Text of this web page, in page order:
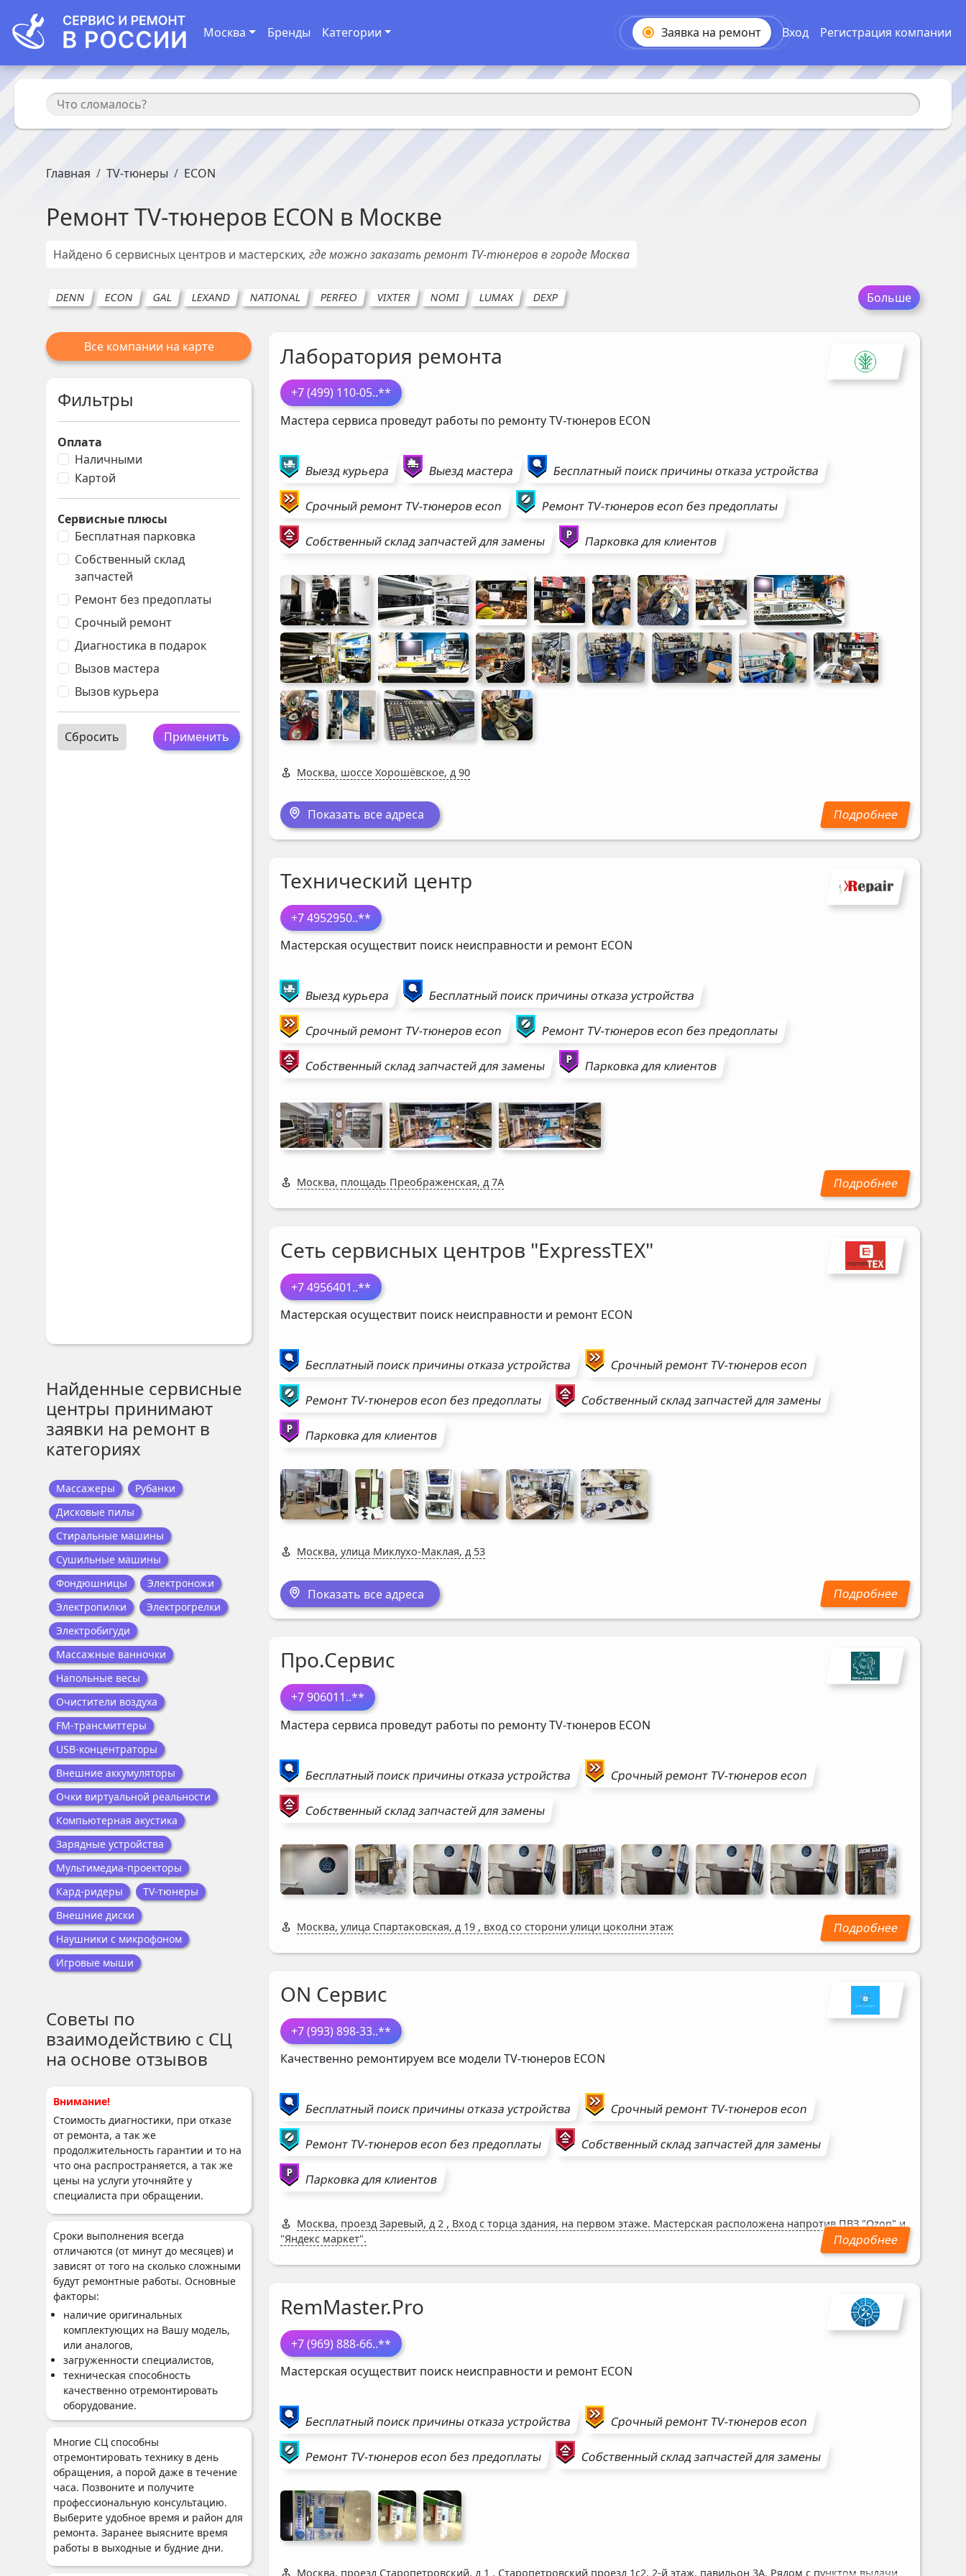
Москва Бренды Категории Заявка на ремонт Вход Регистрация компании
Главная TV-тюнеры ECON
РемонтTV-тюнеров ECON в Москве
Найдено 6 сервисных центров и мастерских, где можно заказать ремонт TV-тюнеров в городеМосква
DENN ECON GAL LEXAND NATIONAL PERFEO VIXTER NOMI LUMAX DEXP Больше
Все компании на карте
Фильтры
Оплата
Наличными
Картой
Сервисные плюсы
Бесплатная парковка
Собственный склад
запчастей
Ремонт без предоплаты
Срочный ремонт
Диагностика в подарок
Вызов мастера
Вызов курьера
Применить
Сбросить
Найденные сервисные
центры принимают
заявки на ремонт в
категориях
Массажеры
Рубанки
Дисковые пилы
Стиральные машины
Сушильные машины
Фондюшницы
Электроножи
Электропилки
Электрогрелки
Электробигуди
Массажные ванночки
Напольные весы
Очистители воздуха
FM-трансмиттеры
USB-концентраторы
Внешние аккумуляторы
Очки виртуальной реальности
Компьютерная акустика
Зарядные устройства
Мультимедиа-проекторы
Кард-ридеры
TV-тюнеры
Внешние диски
Наушники с микрофоном
Игровые мыши
Советы по
взаимодействию с СЦ
на основе отзывов
Внимание!
Стоимость диагностики, при отказе
от ремонта, а так же
продолжительность гарантии и то на
что она распространяется, а так же
цены на услуги уточняйте у
специалиста при обращении.
Сроки выполнения всегда
отличаются (от минут до месяцев) и
зависят от того на сколько сложными
будут ремонтные работы. Основные
факторы:
наличие оригинальных
комплектующих на Вашу модель,
или аналогов,
загруженности специалистов,
техническая способность
качественно отремонтировать
оборудование.
Многие СЦ способны
отремонтировать технику в день
обращения, а порой даже в течение
часа. Позвоните и получите
профессиональную консультацию.
Выберите удобное время и район для
ремонта. Заранее выясните время
работы в выходные и будние дни.
Лаборатория ремонта
+7 (499) 110-05..**
Мастера сервиса проведут работы по ремонту TV-тюнеров ECON
Выезд курьера Выезд мастера Бесплатный поиск причины отказа устройства
Срочный ремонтTV-тюнеровecon РемонтTV-тюнеровeconбез предоплаты
Собственный склад запчастей для замены Парковка для клиентов
Москва, шоссе Хорошёвское, д 90
Показать все адреса
Технический центр
+7 4952950..**
Мастерская осуществит поиск неисправности и ремонт ECON
Выезд курьера Бесплатный поиск причины отказа устройства
Срочный ремонтTV-тюнеровecon РемонтTV-тюнеровeconбез предоплаты
Собственный склад запчастей для замены Парковка для клиентов
Москва, площадь Преображенская, д 7А
Сеть сервисных центров "ExpressTEX"
+7 4956401..**
Мастерская осуществит поиск неисправности и ремонт ECON
Бесплатный поиск причины отказа устройства Срочный ремонтTV-тюнеровecon
РемонтTV-тюнеровeconбез предоплаты Собственный склад запчастей для замены
Парковка для клиентов
Москва, улица Миклухо-Маклая, д 53
Показать все адреса
Про.Сервис
+7 906011..**
Мастера сервиса проведут работы по ремонту TV-тюнеров ECON
Бесплатный поиск причины отказа устройства Срочный ремонтTV-тюнеровecon
Собственный склад запчастей для замены
Москва, улица Спартаковская, д 19 , вход со сторони улици цоколни этаж
ON Сервис
+7 (993) 898-33..**
Качественно ремонтируем все модели TV-тюнеров ECON
Бесплатный поиск причины отказа устройства Срочный ремонтTV-тюнеровecon
РемонтTV-тюнеровeconбез предоплаты Собственный склад запчастей для замены
Парковка для клиентов
Москва, проезд Заревый, д 2 , Вход с торца здания, на первом этаже. Мастерская расположена напротив ПВЗ "Ozon" и
"Яндекс маркет".
RemMaster.Pro
+7 (969) 888-66..**
Мастерская осуществит поиск неисправности и ремонт ECON
Бесплатный поиск причины отказа устройства Срочный ремонтTV-тюнеровecon
РемонтTV-тюнеровeconбез предоплаты Собственный склад запчастей для замены
Москва, проезд Старопетровский, д 1 , Старопетровский проезд 1с2, 2-й этаж, павильон 3А. Рядом с пунктом выдачи